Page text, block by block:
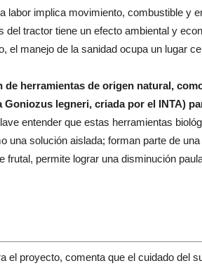
labor implica movimiento, combustible y
del tractor tiene un efecto ambiental y
el manejo de la sanidad ocupa un lugar
herramientas de origen natural,
legneri, criada por el INTA)
entender que estas herramientas
una solución aislada; forman parte de
frutal, permite lograr una disminución
el proyecto, comenta que el cuidado del